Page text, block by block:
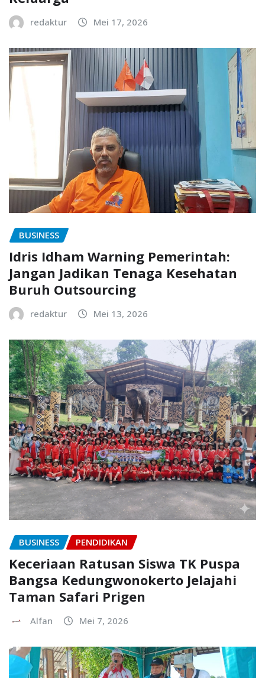
redaktur Mei 17, 2026
BUSINESS
Idris Idham Warning Pemerintah:
Jangan Jadikan Tenaga Kesehatan
Buruh Outsourcing
redaktur Mei 13, 2026
BUSINESS PENDIDIKAN
Keceriaan Ratusan Siswa TK Puspa
Bangsa Kedungwonokerto Jelajahi
Taman Safari Prigen
Alfan Mei 7, 2026